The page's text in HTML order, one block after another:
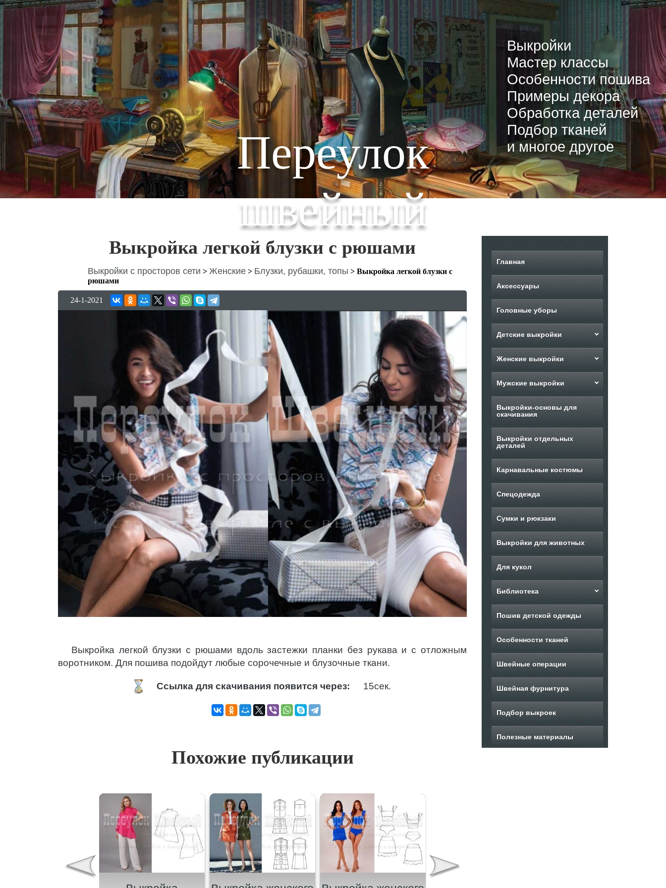
Переулок
швейный
Выкройки
Мастер классы
Особенности пошива
Примеры декора
Обработка деталей
Подбор тканей
и многое другое
Выкройка легкой блузки с рюшами
Выкройки с просторов сети > Женские > Блузки, рубашки, топы > Выкройка легкой блузки с
рюшами
24-1-2021
Выкройка легкой блузки с рюшами вдоль застежки планки без рукава и с отложным
воротником. Для пошива подойдут любые сорочечные и блузочные ткани.
Ссылка для скачивания появится через: 14сек.
Похожие публикации
Главная
Аксессуары
Головные уборы
Детские выкройки
Женские выкройки
Мужские выкройки
Выкройки-основы для
скачивания
Выкройки отдельных
деталей
Карнавальные костюмы
Спецодежда
Сумки и рюкзаки
Выкройки для животных
Для кукол
Библиотека
Пошив детской одежды
Особенности тканей
Швейные операции
Швейная фурнитура
Подбор выкроек
Полезные материалы